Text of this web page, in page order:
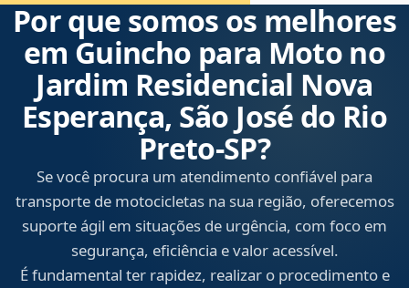
Por que somos os melhores
em Guincho para Moto no
Jardim Residencial Nova
Esperança, São José do Rio
Preto‑SP?
Se você procura um atendimento confiável para
transporte de motocicletas na sua região, oferecemos
suporte ágil em situações de urgência, com foco em
segurança, eficiência e valor acessível.
É fundamental ter rapidez, realizar o procedimento e